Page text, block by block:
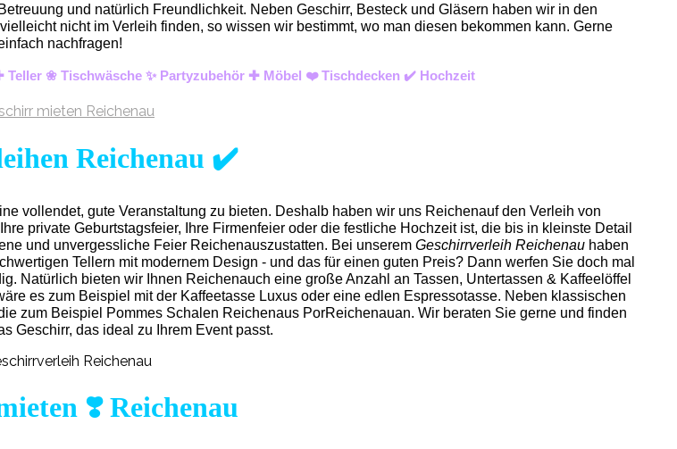
und natürlich Freundlichkeit. Neben Geschirr, Besteck und Gläsern haben wir in den
nicht im Verleih finden, so wissen wir bestimmt, wo man diesen bekommen kann. Gerne
nachfragen!
❀ Tischwäsche ✨ Partyzubehör ✚ Möbel ❤️ Tischdecken ✔️ Hochzeit
Reichenau ✔️
vollendet, gute Veranstaltung zu bieten. Deshalb haben wir uns Reichenauf den Verleih von
private Geburtstagsfeier, Ihre Firmenfeier oder die festliche Hochzeit ist, die bis in kleinste Detail
und unvergessliche Feier Reichenauszustatten. Bei unserem Geschirrverleih Reichenauhaben
Tellern mit modernem Design - und das für einen guten Preis? Dann werfen Sie doch mal
Natürlich bieten wir Ihnen Reichenauch eine große Anzahl an Tassen, Untertassen & Kaffeelöffel
es zum Beispiel mit der Kaffeetasse Luxus oder eine edlen Espressotasse. Neben klassischen
zum Beispiel Pommes Schalen Reichenaus PorReichenauan. Wir beraten Sie gerne und finden
Geschirr, das ideal zu Ihrem Event passt.
❣️ Reichenau